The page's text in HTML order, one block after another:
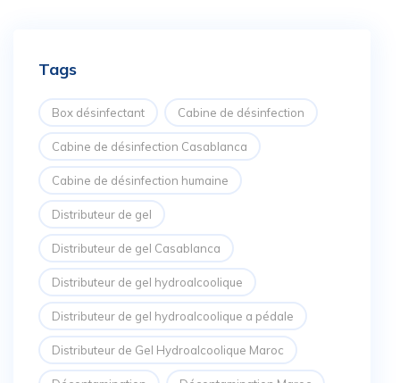
Tags
Box désinfectant Cabine de désinfection
Cabine de désinfection Casablanca
Cabine de désinfection humaine
Distributeur de gel
Distributeur de gel Casablanca
Distributeur de gel hydroalcoolique
Distributeur de gel hydroalcoolique a pédale
Distributeur de Gel Hydroalcoolique Maroc